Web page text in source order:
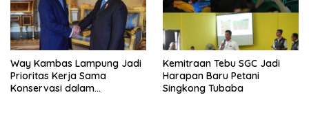
Way Kambas Lampung Jadi
Prioritas Kerja Sama
Konservasi dalam
Kemitraan Tebu SGC Jadi
Harapan Baru Petani
Singkong Tubaba